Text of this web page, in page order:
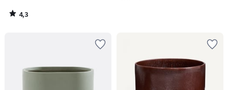
4,3
/